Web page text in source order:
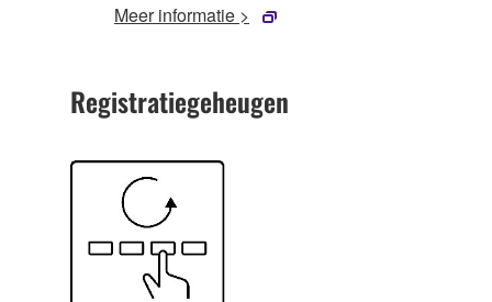
Meer informatie >
Registratiegeheugen